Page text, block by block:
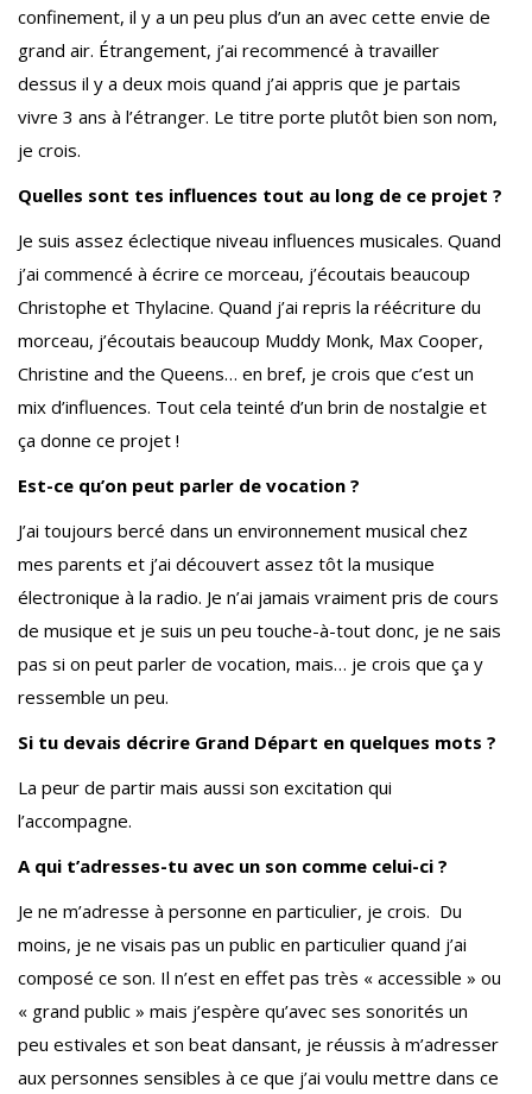
confinement, il y a un peu plus d’un an avec cette envie de
grand air. Étrangement, j’ai recommencé à travailler
dessus il y a deux mois quand j’ai appris que je partais
vivre 3 ans à l’étranger. Le titre porte plutôt bien son nom,
je crois.
Quelles sont tes influences tout au long de ce projet ?
Je suis assez éclectique niveau influences musicales. Quand
j’ai commencé à écrire ce morceau, j’écoutais beaucoup
Christophe et Thylacine. Quand j’ai repris la réécriture du
morceau, j’écoutais beaucoup Muddy Monk, Max Cooper,
Christine and the Queens… en bref, je crois que c’est un
mix d’influences. Tout cela teinté d’un brin de nostalgie et
ça donne ce projet !
Est-ce qu’on peut parler de vocation ?
J’ai toujours bercé dans un environnement musical chez
mes parents et j’ai découvert assez tôt la musique
électronique à la radio. Je n’ai jamais vraiment pris de cours
de musique et je suis un peu touche-à-tout donc, je ne sais
pas si on peut parler de vocation, mais… je crois que ça y
ressemble un peu.
Si tu devais décrire Grand Départ en quelques mots ?
La peur de partir mais aussi son excitation qui
l’accompagne.
A qui t’adresses-tu avec un son comme celui-ci ?
Je ne m’adresse à personne en particulier, je crois. Du
moins, je ne visais pas un public en particulier quand j’ai
composé ce son. Il n’est en effet pas très « accessible » ou
« grand public » mais j’espère qu’avec ses sonorités un
peu estivales et son beat dansant, je réussis à m’adresser
aux personnes sensibles à ce que j’ai voulu mettre dans ce